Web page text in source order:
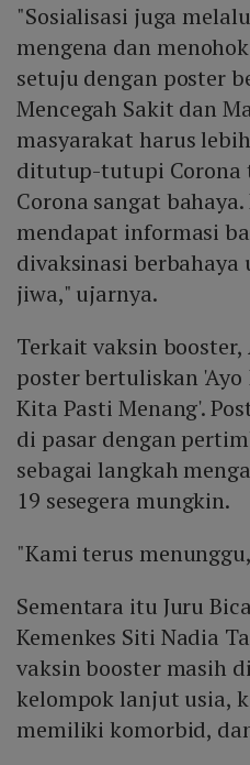
"Sosialisasi juga
mengena dan
setuju dengan poster
Mencegah Sakit dan
masyarakat harus
ditutup-tutupi Corona
Corona sangat
mendapat informasi
divaksinasi berbahaya
jiwa," ujarnya.
Terkait vaksin
poster bertuliskan
Kita Pasti Menang'.
di pasar dengan
sebagai langkah
19 sesegera mungkin.
"Kami terus
Sementara itu Juru
Kemenkes Siti Nadia
vaksin booster masih
kelompok lanjut usia,
memiliki komorbid,